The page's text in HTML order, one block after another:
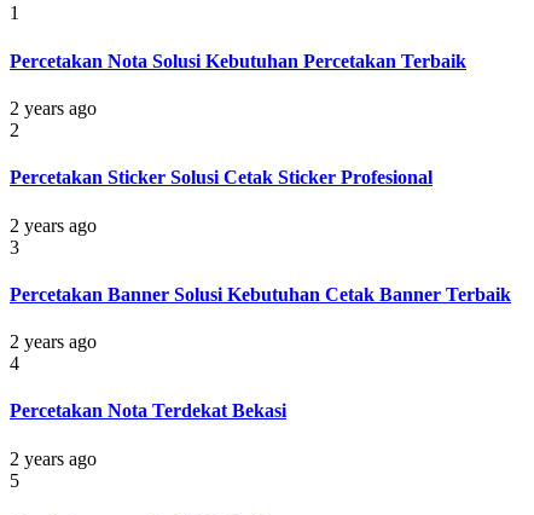
1
Percetakan Nota Solusi Kebutuhan Percetakan Terbaik
2 years ago
2
Percetakan Sticker Solusi Cetak Sticker Profesional
2 years ago
3
Percetakan Banner Solusi Kebutuhan Cetak Banner Terbaik
2 years ago
4
Percetakan Nota Terdekat Bekasi
2 years ago
5